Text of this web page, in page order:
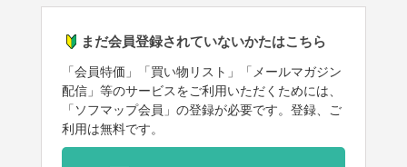
まだ会員登録されていないかたはこちら
「会員特価」「買い物リスト」「メールマガジン
配信」等のサービスをご利用いただくためには、
「ソフマップ会員」の登録が必要です。登録、ご
利用は無料です。